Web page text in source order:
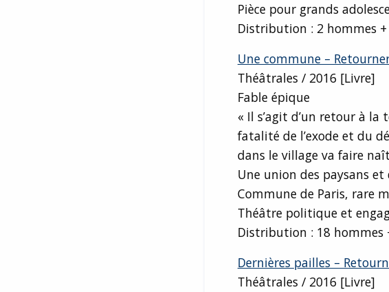
Pièce pour grands
Distribution : 2 hommes
Une commune –
Théâtrales / 2016 [Livre]
Fable épique
« Il s’agit d’un retour à
fatalité de l’exode et du
dans le village va faire
Une union des paysans
Commune de Paris, rare
Théâtre politique et
Distribution : 18 hommes
Dernières pailles –
Théâtrales / 2016 [Livre]